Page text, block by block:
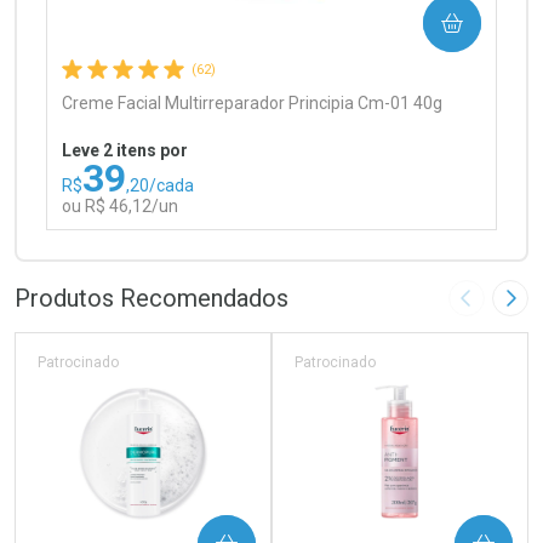
(62)
Creme Facial Multirreparador Principia Cm-01 40g
Leve 2 itens por
R$39,20/cada
ou R$ 46,12/un
COMPRAR
Laboratório
Ativar Desconto
Por Menos
Produtos Recomendados Imagem
Patrocinado Patrocinado